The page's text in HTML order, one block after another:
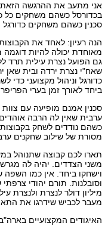
אני מתעב את ההרגשה
בכדורסל כשהם משחקים כל
סכנין כשהם משחקים
הנה רעיון: לאחד את
מאוחדת יכולה להיות דוגמה
גם הפועל נצרת עילית תרד
שאח"י נצרת ירדה ובית שאן
כדורגל וניהול מקצועני
ביחד לאורך זמן בערי
סכנין אמנם מופיעה עם
ערבית שאין לה הרבה אוהדים
כשהם נודדים לשחק
מסורת של שילוב שחקנים
תארו לכם קבוצה שתנוהל
משני הצדדים. יהיה לה
וישחקו ביחד. אין כמו השפה
וסובלנות. תורם יהודי
מיליון דולר לנצרת ולנצרת
מעבר לכביש שידרגו את